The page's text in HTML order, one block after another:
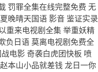
罚罪全集在线完整免费 无
晚晴天国语 影音 鉴证实录
重来电视剧全集 举重妖精
负日语 莫离电视剧免费全
电影 奇袭白虎团快板 喷
本山小品就差钱 龙日一你